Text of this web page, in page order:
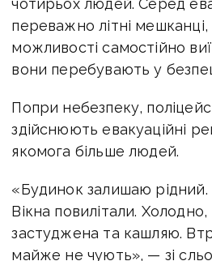
чотирьох людей. Серед
переважно літні
можливості самостійно
вони перебувають у
Попри небезпеку,
здійснюють евакуаційні
якомога більше людей.
«Будинок залишаю
Вікна повилітали.
застуджена та кашляю.
майже не чують», — зі